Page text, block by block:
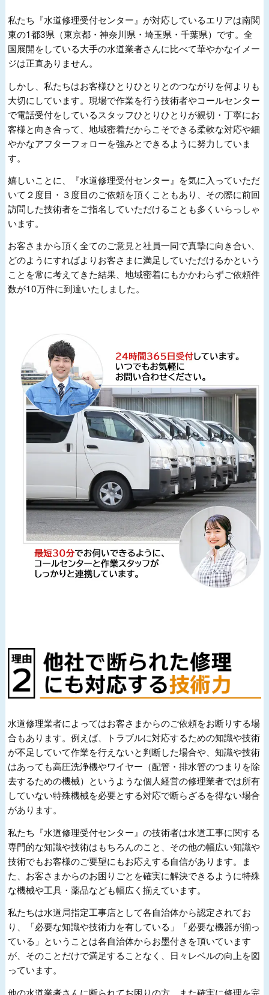
私たち『水道修理受付センター』が対応しているエリアは南関
東の1都3県（東京都・神奈川県・埼玉県・千葉県）です。全
国展開をしている大手の水道業者さんに比べて華やかなイメー
ジは正直ありません。
しかし、私たちはお客様ひとりひとりとのつながりを何よりも
大切にしています。現場で作業を行う技術者やコールセンター
で電話受付をしているスタッフひとりひとりが親切・丁寧にお
客様と向き合って、地域密着だからこそできる柔軟な対応や細
やかなアフターフォローを強みとできるように努力していま
す。
嬉しいことに、『水道修理受付センター』を気に入っていただ
いて２度目・３度目のご依頼を頂くこともあり、その際に前回
訪問した技術者をご指名していただけることも多くいらっしゃ
います。
お客さまから頂く全てのご意見と社員一同で真摯に向き合い、
どのようにすればよりお客さまに満足していただけるかという
ことを常に考えてきた結果、地域密着にもかかわらずご依頼件
数が10万件に到達いたしました。
水道修理業者によってはお客さまからのご依頼をお断りする場
合もあります。例えば、トラブルに対応するための知識や技術
が不足していて作業を行えないと判断した場合や、知識や技術
はあっても高圧洗浄機やワイヤー（配管・排水管のつまりを除
去するための機械）というような個人経営の修理業者では所有
していない特殊機械を必要とする対応で断らざるを得ない場合
があります。
私たち『水道修理受付センター』の技術者は水道工事に関する
専門的な知識や技術はもちろんのこと、その他の幅広い知識や
技術でもお客様のご要望にもお応えする自信があります。ま
た、お客さまからのお困りごとを確実に解決できるように特殊
な機械や工具・薬品なども幅広く揃えています。
私たちは水道局指定工事店として各自治体から認定されてお
り、「必要な知識や技術力を有している」「必要な機器が揃っ
ている」ということは各自治体からお墨付きを頂いています
が、そのことだけで満足することなく、日々レベルの向上を図
っています。
他の水道業者さんに断られてお困りの方、また確実に修理を完